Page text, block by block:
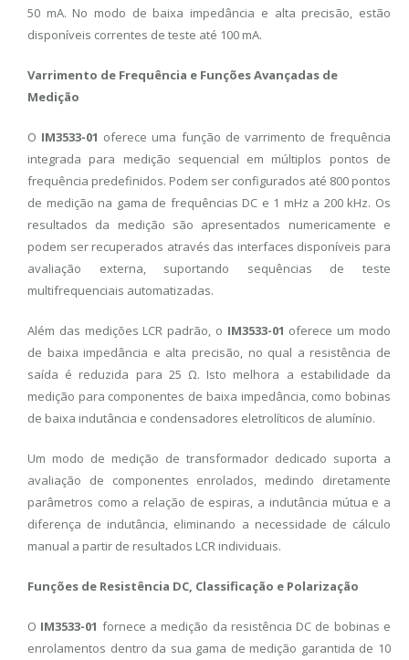
50 mA. No modo de baixa impedância e alta precisão, estão
disponíveis correntes de teste até 100 mA.
Varrimento de Frequência e Funções Avançadas de
Medição
O IM3533-01 oferece uma função de varrimento de frequência
integrada para medição sequencial em múltiplos pontos de
frequência predefinidos. Podem ser configurados até 800 pontos
de medição na gama de frequências DC e 1 mHz a 200 kHz. Os
resultados da medição são apresentados numericamente e
podem ser recuperados através das interfaces disponíveis para
avaliação externa, suportando sequências de teste
multifrequenciais automatizadas.
Além das medições LCR padrão, o IM3533-01 oferece um modo
de baixa impedância e alta precisão, no qual a resistência de
saída é reduzida para 25 Ω. Isto melhora a estabilidade da
medição para componentes de baixa impedância, como bobinas
de baixa indutância e condensadores eletrolíticos de alumínio.
Um modo de medição de transformador dedicado suporta a
avaliação de componentes enrolados, medindo diretamente
parâmetros como a relação de espiras, a indutância mútua e a
diferença de indutância, eliminando a necessidade de cálculo
manual a partir de resultados LCR individuais.
Funções de Resistência DC, Classificação e Polarização
O IM3533-01 fornece a medição da resistência DC de bobinas e
enrolamentos dentro da sua gama de medição garantida de 10